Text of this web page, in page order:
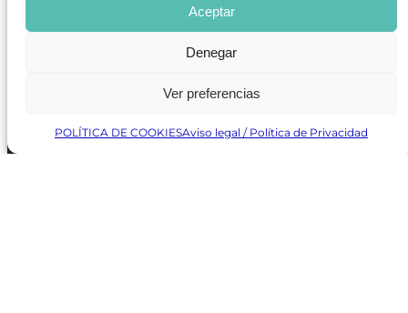
Aceptar
Denegar
Ver preferencias
POLÍTICA DE COOKIESAviso legal / Política de Privacidad
SOBRE NOSOTROS
CONTACTO
OBRAS MÁS VOTADAS
BÚSQUEDA AVANZADA DE OBRAS